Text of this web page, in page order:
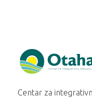
Centar za